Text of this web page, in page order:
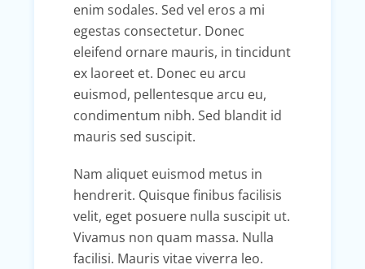
enim sodales. Sed vel eros a mi
egestas consectetur. Donec
eleifend ornare mauris, in tincidunt
ex laoreet et. Donec eu arcu
euismod, pellentesque arcu eu,
condimentum nibh. Sed blandit id
mauris sed suscipit.
Nam aliquet euismod metus in
hendrerit. Quisque finibus facilisis
velit, eget posuere nulla suscipit ut.
Vivamus non quam massa. Nulla
facilisi. Mauris vitae viverra leo.